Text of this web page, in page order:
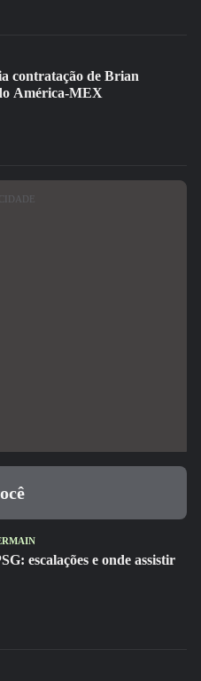
contratação de Brian
América-MEX
escalações e onde assistir